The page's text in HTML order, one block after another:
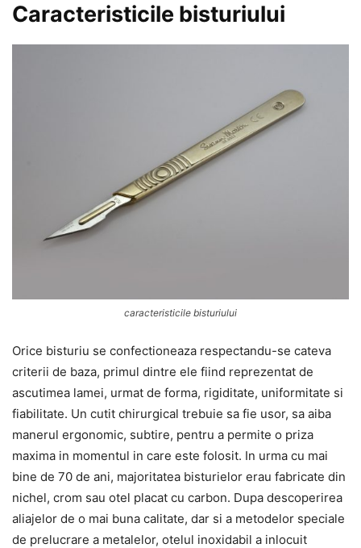
Caracteristicile bisturiului
caracteristicile bisturiului
Orice bisturiu se confectioneaza respectandu-se cateva
criterii de baza, primul dintre ele fiind reprezentat de
ascutimea lamei, urmat de forma, rigiditate, uniformitate si
fiabilitate. Un cutit chirurgical trebuie sa fie usor, sa aiba
manerul ergonomic, subtire, pentru a permite o priza
maxima in momentul in care este folosit. In urma cu mai
bine de 70 de ani, majoritatea bisturielor erau fabricate din
nichel, crom sau otel placat cu carbon. Dupa descoperirea
aliajelor de o mai buna calitate, dar si a metodelor speciale
de prelucrare a metalelor, otelul inoxidabil a inlocuit